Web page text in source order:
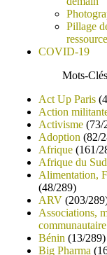
Pillage
COVID-19
Mots-Clés
Act Up Paris
Action
Activisme (73/
Adoption (82/
Afrique (161/
Afrique du Sud
Alimentation,
(48/289)
ARV (203/
Associations,
communautaire
Bénin (13/289)
Big Pharma